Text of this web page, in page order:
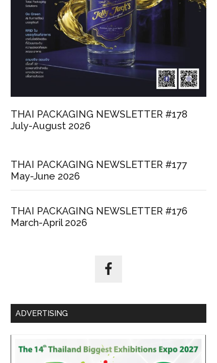
THAI PACKAGING NEWSLETTER #178
July-August 2026
THAI PACKAGING NEWSLETTER #177
May-June 2026
THAI PACKAGING NEWSLETTER #176
March-April 2026
ADVERTISING